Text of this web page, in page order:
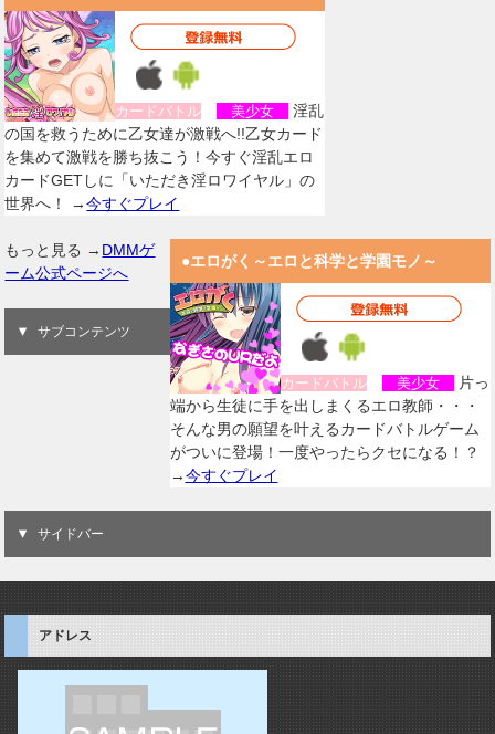
カードバトル 美少女
淫乱
の国を救うために乙女達が激戦へ!!乙女カード
を集めて激戦を勝ち抜こう！今すぐ淫乱エロ
カードGETしに「いただき淫ロワイヤル」の
世界へ！ →今すぐプレイ
●エロがく～エロと科学と学園モノ～
カードバトル 美少女
片っ
端から生徒に手を出しまくるエロ教師・・・
そんな男の願望を叶えるカードバトルゲーム
がついに登場！一度やったらクセになる！？
→今すぐプレイ
もっと見る → DMMゲ
ーム公式ページへ
サブコンテンツ
サイドバー
アドレス